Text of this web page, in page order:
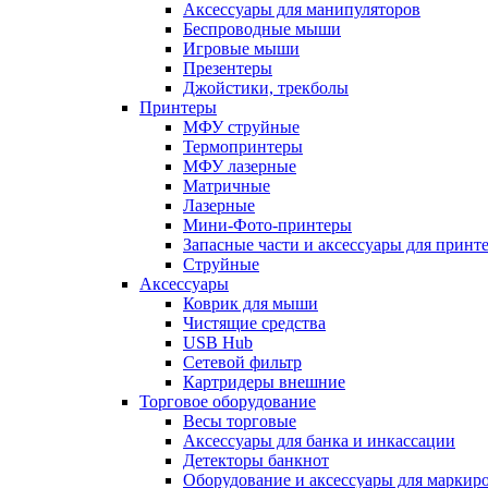
Аксессуары для манипуляторов
Беспроводные мыши
Игровые мыши
Презентеры
Джойстики, трекболы
Принтеры
МФУ струйные
Термопринтеры
МФУ лазерные
Матричные
Лазерные
Мини-Фото-принтеры
Запасные части и аксессуары для
Струйные
Аксессуары
Коврик для мыши
Чистящие средства
USB Hub
Сетевой фильтр
Картридеры внешние
Торговое оборудование
Весы торговые
Аксессуары для банка и инкассации
Детекторы банкнот
Оборудование и аксессуары для